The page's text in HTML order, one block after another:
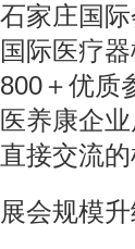
石家庄国
国际医疗
800＋优质
医养康企
直接交流
展会规模